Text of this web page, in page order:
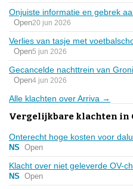
Onjuiste informatie en gebrek
Open20 jun 2026
Verlies van tasje met
Open5 jun 2026
Gecancelde nachttrein van
Open4 jun 2026
Alle klachten over Arriva →
Vergelijkbare klachten in
Onterecht hoge kosten voor
NS Open
Klacht over niet geleverde OV-
NS Open